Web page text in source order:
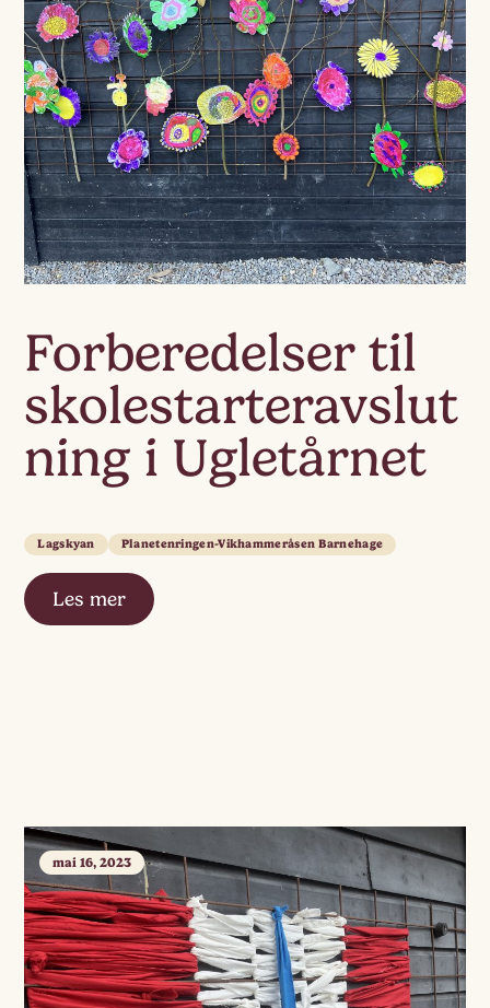
Forberedelser til
skolestarteravslut
ning i Ugletårnet
Lagskyan Planetenringen-Vikhammeråsen Barnehage
Les mer
mai 16, 2023